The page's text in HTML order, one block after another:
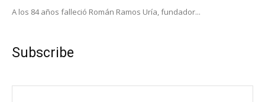
A los 84 años falleció Román Ramos Uría, fundador...
Subscribe